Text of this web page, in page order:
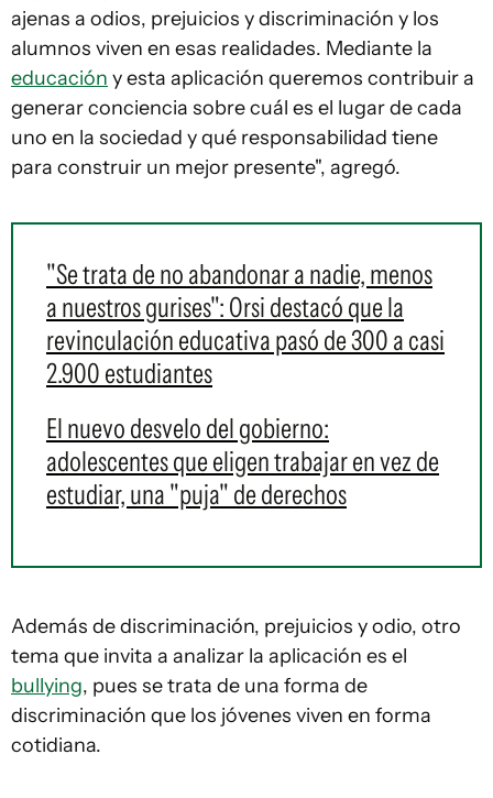
ajenas a odios, prejuicios y discriminación y los
alumnos viven en esas realidades. Mediante la
educación y esta aplicación queremos contribuir a
generar conciencia sobre cuál es el lugar de cada
uno en la sociedad y qué responsabilidad tiene
para construir un mejor presente", agregó.
"Se trata de no abandonar a nadie, menos
a nuestros gurises": Orsi destacó que la
revinculación educativa pasó de 300 a casi
2.900 estudiantes
El nuevo desvelo del gobierno:
adolescentes que eligen trabajar en vez de
estudiar, una "puja" de derechos
Además de discriminación, prejuicios y odio, otro
tema que invita a analizar la aplicación es el
bullying, pues se trata de una forma de
discriminación que los jóvenes viven en forma
cotidiana.